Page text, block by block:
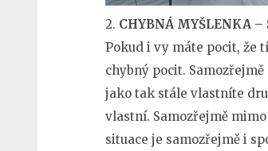
2. CHYBNÁ MYŠLENKA
Pokud i vy máte pocit, že
chybný pocit.
jako tak stále vlastníte
vlastní. Samozřejmě
situace je samozřejmě i